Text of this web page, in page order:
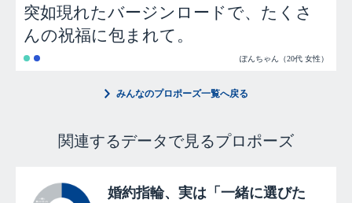
突如現れたバージンロードで、たくさ
んの祝福に包まれて。
ぽんちゃん（20代 女性）
みんなのプロポーズ一覧へ戻る
関連するデータで見るプロポーズ
婚約指輪、実は「一緒に選びた